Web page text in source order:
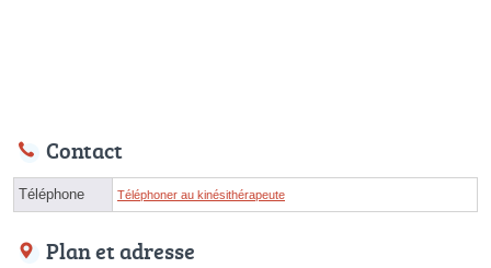
Contact
Téléphone Téléphoner au kinésithérapeute
Plan et adresse